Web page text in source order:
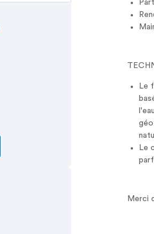
Le
Le
Merci